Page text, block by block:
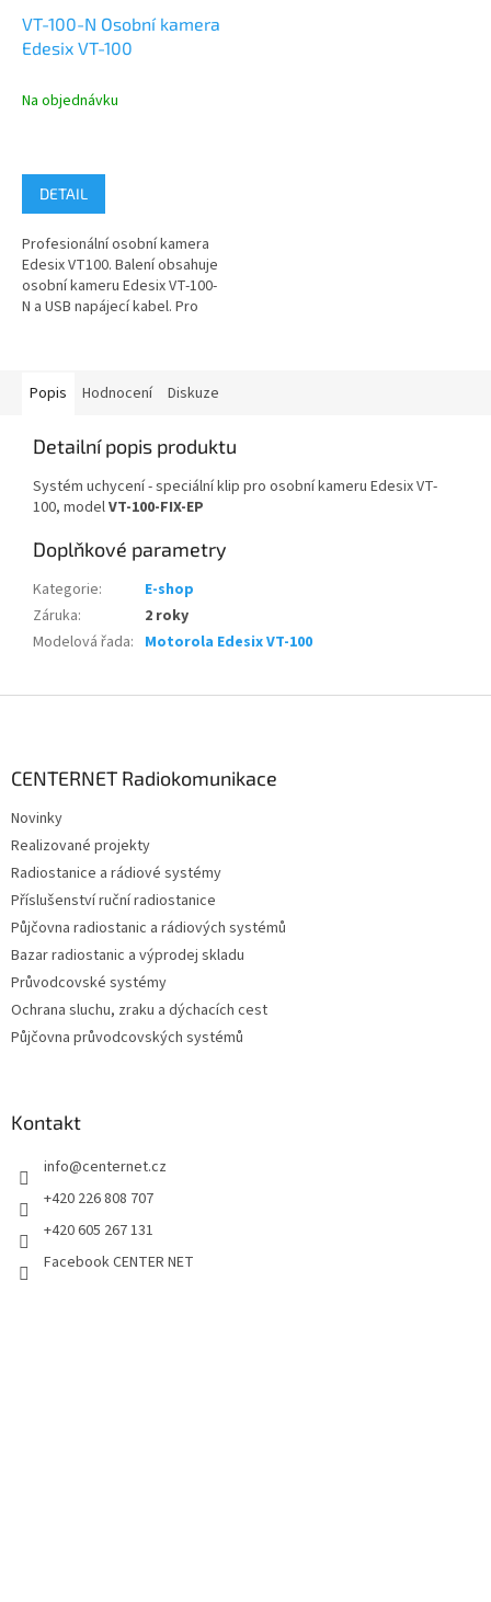
VT-100-N Osobní kamera
Edesix VT-100
Na objednávku
DETAIL
Profesionální osobní kamera
Edesix VT100. Balení obsahuje
osobní kameru Edesix VT-100-
N a USB napájecí kabel. Pro
Popis Hodnocení Diskuze
Detailní popis produktu
Systém uchycení - speciální klip pro osobní kameru Edesix VT-
100, modelVT-100-FIX-EP
Doplňkové parametry
Kategorie:
E-shop
Záruka:
2 roky
Modelová řada: Motorola Edesix VT-100
CENTERNET Radiokomunikace
Novinky
Realizované projekty
Radiostanice a rádiové systémy
Příslušenství ruční radiostanice
Půjčovna radiostanic a rádiových systémů
Bazar radiostanic a výprodej skladu
Průvodcovské systémy
Ochrana sluchu, zraku a dýchacích cest
Půjčovna průvodcovských systémů
Kontakt
info@centernet.cz
+420 226 808 707
+420 605 267 131
Facebook CENTER NET